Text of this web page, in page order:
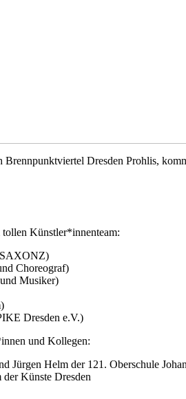
Brennpunktviertel Dresden Prohlis,
tollen Künstler*innenteam:
SAXONZ)
Choreograf)
Musiker)
Dresden e.V.)
und Kollegen:
Jürgen Helm der 121. Oberschule
Künste Dresden